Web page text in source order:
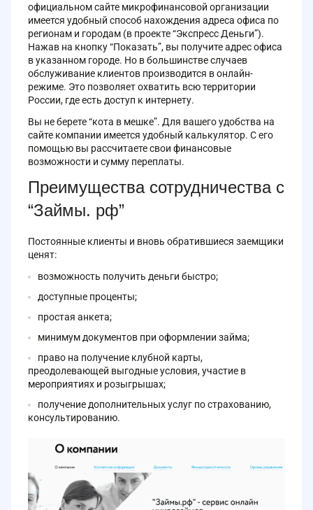
официальном сайте микрофинансовой организации
имеется удобный способ нахождения адреса офиса по
регионам и городам (в проекте “Экспресс Деньги”).
Нажав на кнопку “Показать”, вы получите адрес офиса
в указанном городе. Но в большинстве случаев
обслуживание клиентов производится в онлайн-
режиме. Это позволяет охватить всю территории
России, где есть доступ к интернету.
Вы не берете “кота в мешке”. Для вашего удобства на
сайте компании имеется удобный калькулятор. С его
помощью вы рассчитаете свои финансовые
возможности и сумму переплаты.
Преимущества сотрудничества с
“Займы. рф”
Постоянные клиенты и вновь обратившиеся заемщики
ценят:
возможность получить деньги быстро;
доступные проценты;
простая анкета;
минимум документов при оформлении займа;
право на получение клубной карты,
преодолевающей выгодные условия, участие в
мероприятиях и розыгрышах;
получение дополнительных услуг по страхованию,
консультированию.